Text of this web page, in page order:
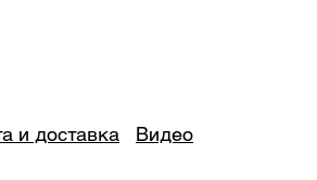
и доставка Видео